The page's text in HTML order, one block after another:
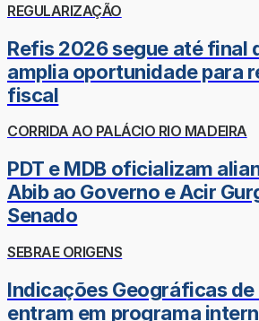
REGULARIZAÇÃO
Refis 2026 segue até final
amplia oportunidade para
fiscal
CORRIDA AO PALÁCIO RIO MADEIRA
PDT e MDB oficializam
Abib ao Governo e Acir
Senado
SEBRAE ORIGENS
Indicações Geográficas de
entram em programa